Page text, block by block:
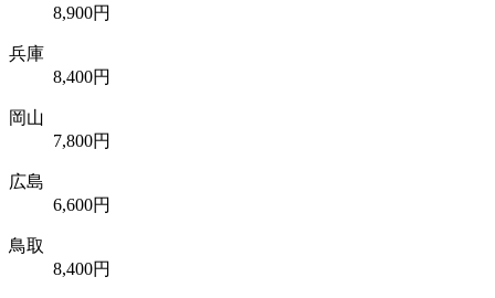
8,900円
兵庫
8,400円
岡山
7,800円
広島
6,600円
鳥取
8,400円